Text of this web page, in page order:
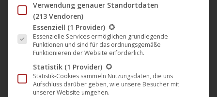
Jugend-Medienpreis „Weißer Elefant“ als Beste
Nachwuchsschauspielerin. Die Königin von Niendorf stand
zudem auf der „Longlist“ als „Bester Kinderfilm“ für die
Lola.
Verwendung genauer Standortdaten
(213 Vendoren)
Es folgt eine Liste der Service-Gruppen, für die eine
Essenziell (1 Provider)
Essenzielle Services ermöglichen grundlegende
Funktionen und sind für das ordnungsgemäße
Funktionieren der Website erforderlich.
Statistik (1 Provider)
Statistik-Cookies sammeln Nutzungsdaten, die uns
Aufschluss darüber geben, wie unsere Besucher mit
unserer Website umgehen.